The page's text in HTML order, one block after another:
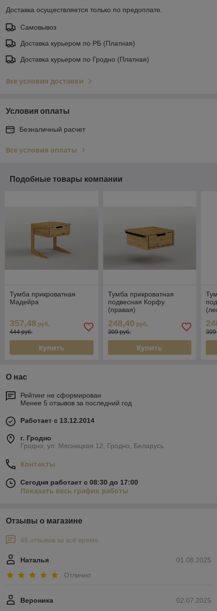
Доставка осуществляется только по предоплате.
Самовывоз
Доставка курьером по РБ (Платная)
Доставка курьером по Гродно (Платная)
Все условия доставки
Условия оплаты
Безналичный расчет
Все условия оплаты
Подобные товары компании
Тумба прикроватная
Мадейра
357,48 руб.
444 руб.
Купить
Тумба прикроватная
подвесная Корфу
(правая)
248,40 руб.
309 руб.
Купить
309
О нас
Рейтинг не сформирован
Менее 5 отзывов за последний год
Работает с 13.12.2014
г. Гродно
Гродно, ул. Мясницкая 12, Гродно, Беларусь
Контакты
Сегодня работает с 08:30 до 17:00
Показать весь график работы
Отзывы о магазине
46 отзывов за всё время
01.08.2025
Наталья
Отлично
02.07.2025
Вероника